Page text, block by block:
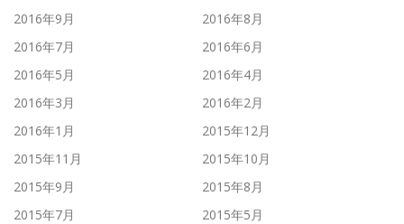
2016年9月
2016年8月
2016年7月
2016年6月
2016年5月
2016年4月
2016年3月
2016年2月
2016年1月
2015年12月
2015年11月
2015年10月
2015年9月
2015年8月
2015年7月
2015年5月